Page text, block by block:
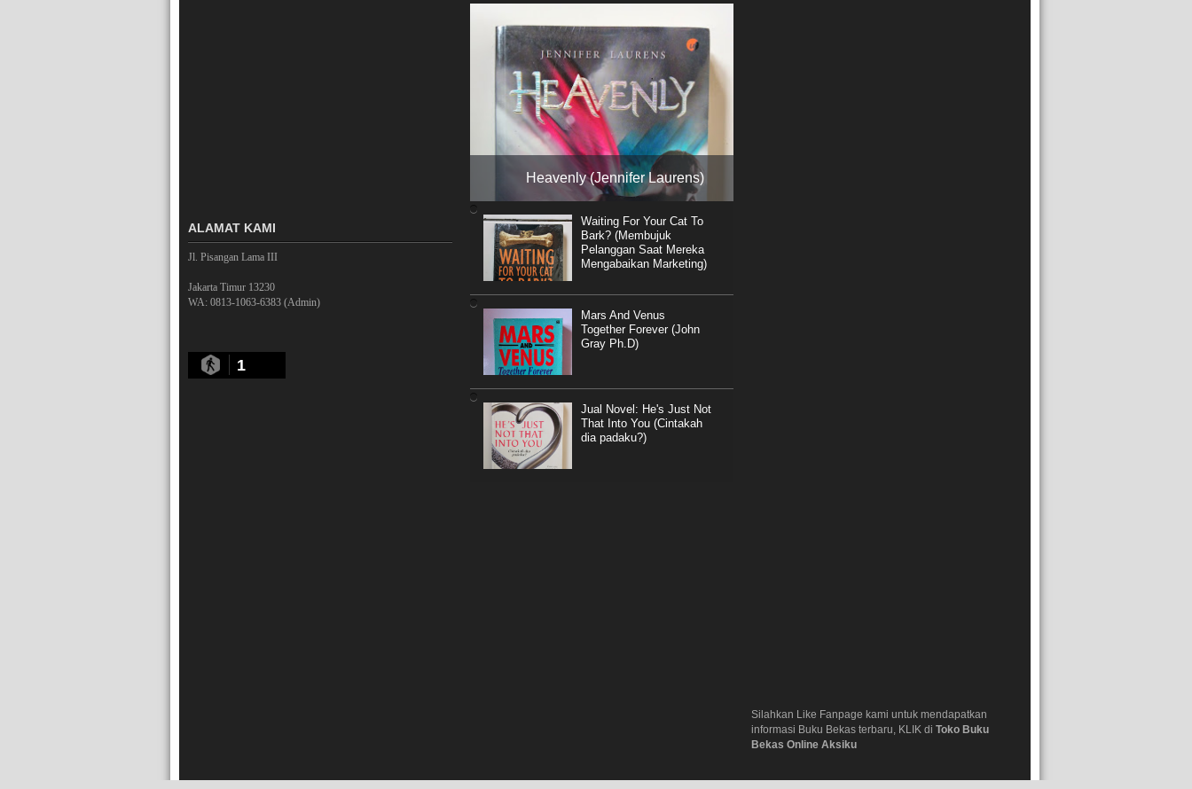
ALAMAT KAMI
Jl. Pisangan Lama III
Jakarta Timur 13230
WA: 0813-1063-6383 (Admin)
1
Heavenly (Jennifer Laurens)
Waiting For Your Cat To
Bark? (Membujuk
Pelanggan Saat Mereka
Mengabaikan Marketing)
Mars And Venus
Together Forever (John
Gray Ph.D)
Jual Novel: He's Just Not
That Into You (Cintakah
dia padaku?)
Silahkan Like Fanpage kami untuk mendapatkan
informasi Buku Bekas terbaru, KLIK diToko Buku
Bekas Online Aksiku